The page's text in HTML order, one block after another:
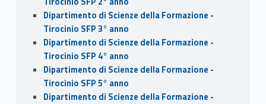
Dipartimento di Scienze della Formazione -
Tirocinio SFP 3° anno
Dipartimento di Scienze della Formazione -
Tirocinio SFP 4° anno
Dipartimento di Scienze della Formazione -
Tirocinio SFP 5° anno
Dipartimento di Scienze della Formazione -